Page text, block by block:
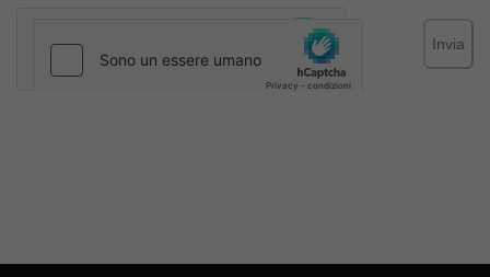
Invia